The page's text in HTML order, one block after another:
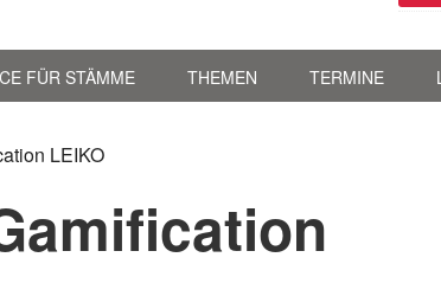
FÜR STÄMME THEMEN TERMINE
LEIKO